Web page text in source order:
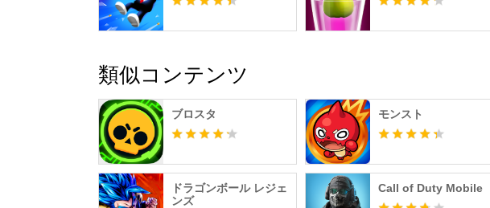
類似コンテンツ
ブロスタ モンスト
ドラゴンボール レジェ
ンズ
Call of Duty Mobile